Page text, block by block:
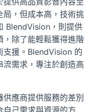
局，但成本高，技術挑
BlendVision，則提供
，除了能輕鬆獲得進階
支援。BlendVision 的
需求，專注於創造高
應商提供服務的差別